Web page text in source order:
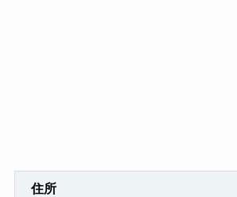
住所